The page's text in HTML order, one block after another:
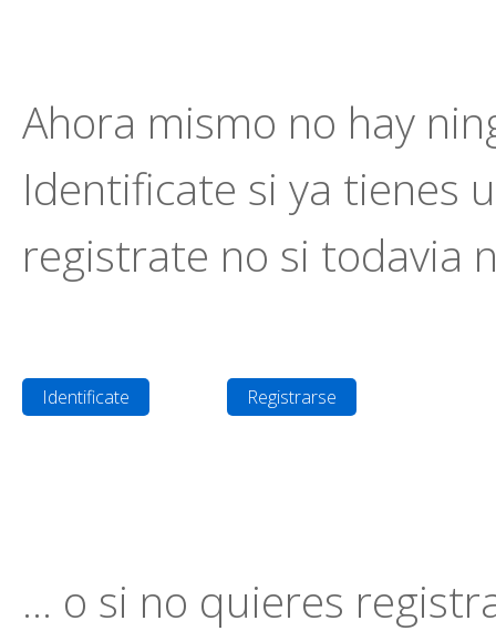
Ahora mismo no hay
Identificate si ya tienes
registrate no si todavia
Identificate Registrarse
... o si no quieres